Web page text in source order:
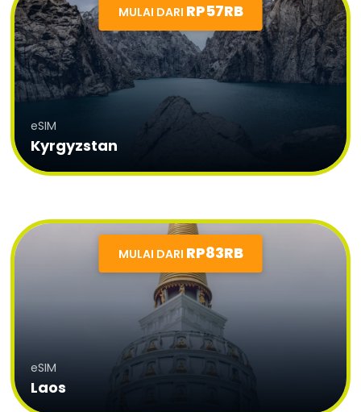
MULAI DARI RP57RB
eSIM
Kyrgyzstan
MULAI DARI RP83RB
eSIM
Laos